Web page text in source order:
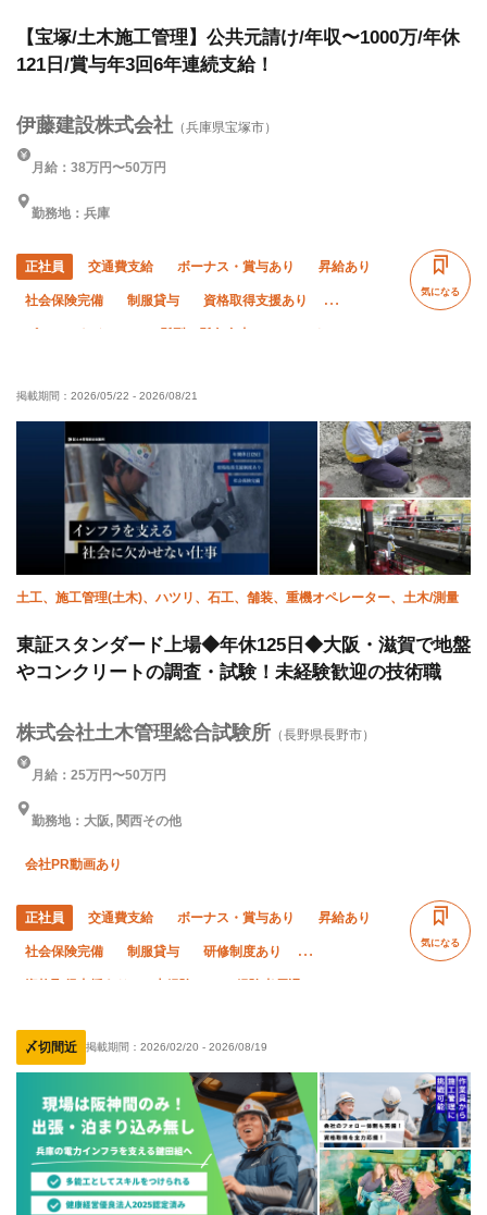
【宝塚/土木施工管理】公共元請け/年収〜1000万/年休
121日/賞与年3回6年連続支給！
伊藤建設株式会社 （兵庫県宝塚市）
月給：38万円〜50万円
勤務地：兵庫
正社員 交通費支給 ボーナス・賞与あり 昇給あり
社会保険完備 制服貸与 資格取得支援あり
年齢不問 外国人活躍中
土日休み 車・バイク通勤OK
完全週休二日制 残業月20時間以下
気になる
掲載期間： 2026/05/22 - 2026/08/21
土工、施工管理(土木)、ハツリ、石工、舗装、重機オペレーター、土木/測量
東証スタンダード上場◆年休125日◆大阪・滋賀で地盤
やコンクリートの調査・試験！未経験歓迎の技術職
株式会社土木管理総合試験所 （長野県長野市）
月給：25万円〜50万円
勤務地：大阪, 関西その他
会社PR動画あり
正社員 交通費支給 ボーナス・賞与あり 昇給あり
社会保険完備 制服貸与 研修制度あり
夜勤あり 直帰・直行OK 土日休み
気になる
〆切間近 掲載期間： 2026/02/20 - 2026/08/19